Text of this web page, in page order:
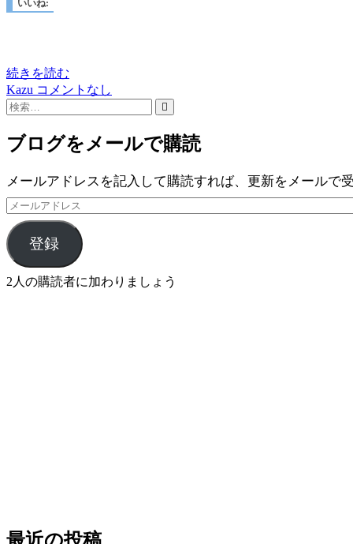
いいね:
続きを読む
Kazu コメントなし
検
ブログをメールで購読
メールアドレスを記入して購読すれば、更新をメールで受
メ
ー
ル
ア
ド
登録
2人の購読者に加わりましょう